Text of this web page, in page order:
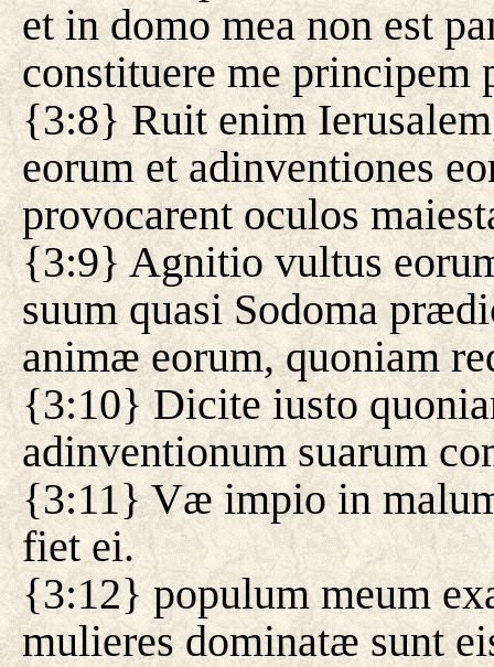
et in domo mea non est
constituere me principem
{3:8} Ruit enim
eorum et adinventiones
provocarent oculos
{3:9} Agnitio vultus
suum quasi Sodoma
animæ eorum, quoniam
{3:10} Dicite iusto
adinventionum suarum
{3:11} Væ impio in
fiet ei.
{3:12} populum meum
mulieres dominatæ sunt